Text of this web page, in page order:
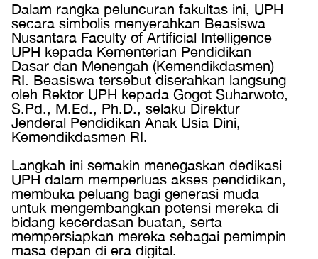
Dalam rangka peluncuran fakultas ini, UPH
secara simbolis menyerahkan Beasiswa
Nusantara Faculty of Artificial Intelligence
UPH kepada Kementerian Pendidikan
Dasar dan Menengah (Kemendikdasmen)
RI. Beasiswa tersebut diserahkan langsung
oleh Rektor UPH kepada Gogot Suharwoto,
S.Pd., M.Ed., Ph.D., selaku Direktur
Jenderal Pendidikan Anak Usia Dini,
Kemendikdasmen RI.
Langkah ini semakin menegaskan dedikasi
UPH dalam memperluas akses pendidikan,
membuka peluang bagi generasi muda
untuk mengembangkan potensi mereka di
bidang kecerdasan buatan, serta
mempersiapkan mereka sebagai pemimpin
masa depan di era digital.